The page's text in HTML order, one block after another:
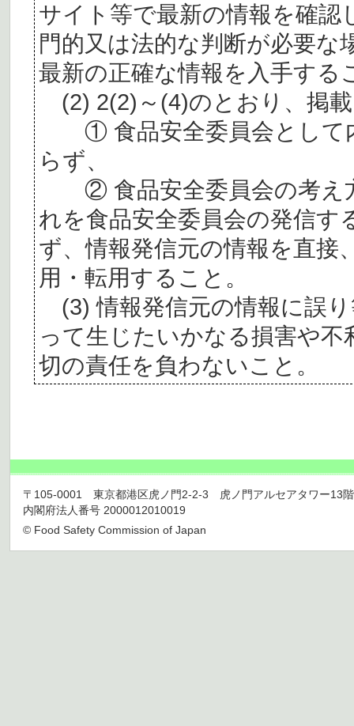
サイト等で最新の情報を確認
門的又は法的な判断が必要
最新の正確な情報を入手する
(2) 2(2)～(4)のとおり、掲
① 食品安全委員会として
らず、
② 食品安全委員会の考え
れを食品安全委員会の発信す
ず、情報発信元の情報を直接
用・転用すること。
(3) 情報発信元の情報に誤
って生じたいかなる損害や
切の責任を負わないこと。
〒105-0001 東京都港区虎ノ門2-2-3 虎ノ門アルセアタワー13
内閣府法人番号 2000012010019
© Food Safety Commission of Japan